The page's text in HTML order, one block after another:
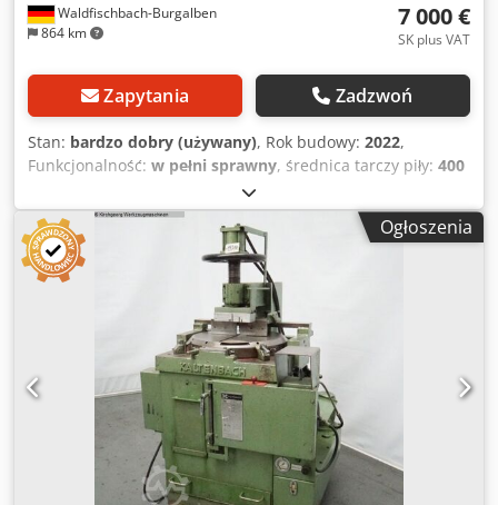
Waldfischbach-Burgalben
864 km
7 000 €
SK plus VAT
Zapytania Zadzwoń
Stan: bardzo dobry (używany), Rok budowy: 2022,
Funkcjonalność: w pełni sprawny, średnica tarczy piły: 400
, wysokość cięcia (maks.):145 mm
okrągłej pod kątem 45°:120 mm, rodzaj prądu
wejściowego:
Klimatyzacja, Stabilna zimna piła tarczowa z
pneumatycznym zaciskiem obrabianego elementu.
Mocowanie, cięcie, powrót do pozycji wyjściowej,
otwieranie w trybie automatycznym. Bezstopniowa
regulacja posuwu. Minimalne smarowanie i urządzenie
chłodzące. Średnica tarczy tnącej od 375 do 425 mm.
Ustawienia kątowe 45° - 90° - -45° - -30°. Obszar cięcia przy
średnicy tarczy 400 mm: płaskie 210 x 120 mm, cięcie pod
kątem 145 x 120 mm, okrągłe 140 mm średnicy, cięcie pod
kątem 120 mm. Silnik trójfazowy z możliwością zmiany
biegunów dla tarczy – prędkość obwodowa 22 + 44 m/min.
Napięcie 400V. Crodpfxjy Httde Afpsf
Ogłoszenia